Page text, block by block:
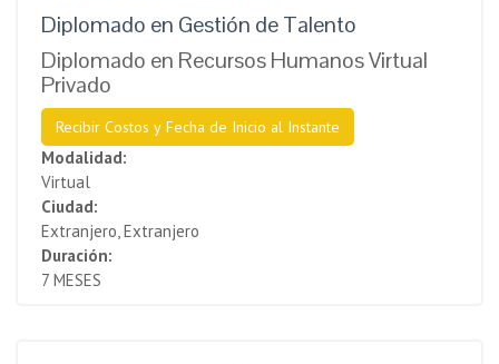
Diplomado en Gestión de Talento
Diplomado en Recursos Humanos Virtual
Privado
Recibir Costos y Fecha de Inicio al Instante
Modalidad:
Virtual
Ciudad:
Extranjero, Extranjero
Duración:
7 MESES